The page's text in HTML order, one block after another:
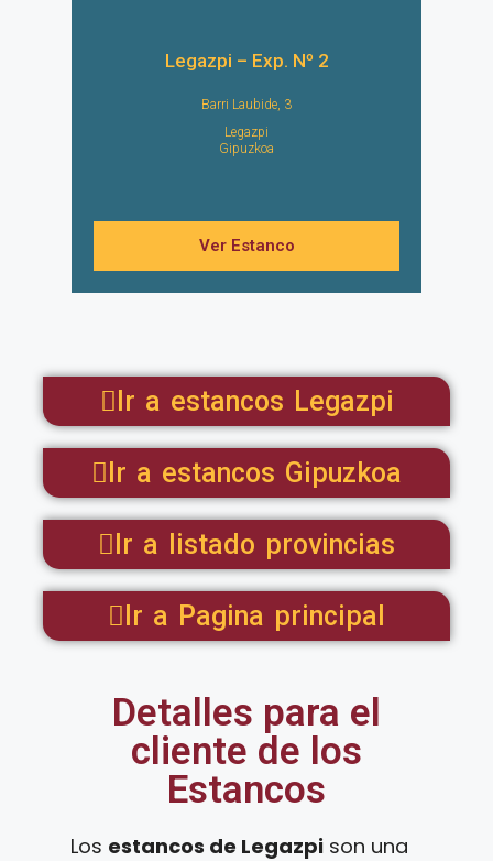
Legazpi – Exp. Nº 2
Barri Laubide, 3
Legazpi
Gipuzkoa
Ver Estanco
Ir a estancos Legazpi
Ir a estancos Gipuzkoa
Ir a listado provincias
Ir a Pagina principal
Detalles para el
cliente de los
Estancos
Los estancos de Legazpi son una